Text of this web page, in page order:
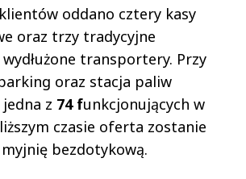
oddano cztery kasy
oraz trzy tradycyjne
transportery. Przy
oraz stacja paliw
z 74 funkcjonujących w
czasie oferta zostanie
bezdotykową.